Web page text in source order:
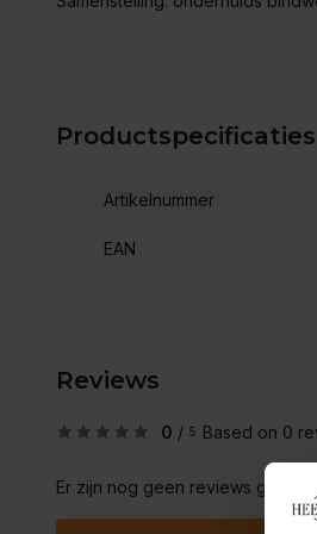
Productspecificaties
Artikelnummer
EAN
Reviews
0 / 5 Based on 0
Er zijn nog geen reviews